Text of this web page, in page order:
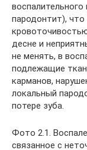
воспалительного
пародонтит), что
десне и
не менять, в
подлежащие
карманов,
локальный
потере зуба.
Фото 2.1.
связанное с